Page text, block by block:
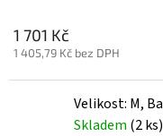
1 701 Kč
1 405,79 Kč bez DPH
Velikost: M,
Skladem (2 ks)